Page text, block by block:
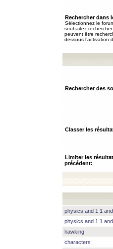
Rechercher dans
Sélectionnez le
souhaitez
peuvent être
dessous l’activation
Rechercher des
Classer les
Limiter les
précédent:
physics and 1 1
physics and 1 1 and
hawking
characters